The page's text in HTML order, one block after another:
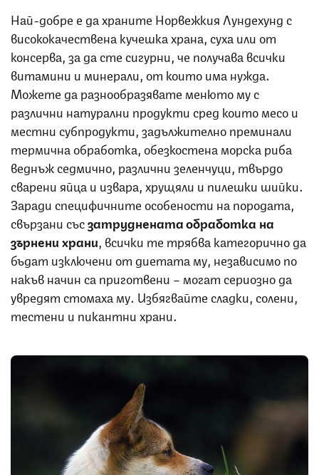
Най-добре е да храните Норвежкия Лундехунд с
висококачествена кучешка храна, суха или от
консерва, за да сте сигурни, че получава всички
витамини и минерали, от които има нужда.
Можете да разнообразявате менюто му с
различни натурални продукти сред които месо и
местни субпродукти, задължително преминали
термична обработка, обезкостена морска риба
веднъж седмично, различни зеленчуци, твърдо
сварени яйца и извара, хрущяли и пилешки шийки.
Заради специфичните особености на породата,
свързани съсзатруднената обработка на
зърнени храни , всички те трябва категорично да
бъдат изключени от диетата му, независимо по
накъв начин са приготвени – могат сериозно да
увредят стомаха му. Избягвайте сладки, солени,
тестени и пикантни храни.